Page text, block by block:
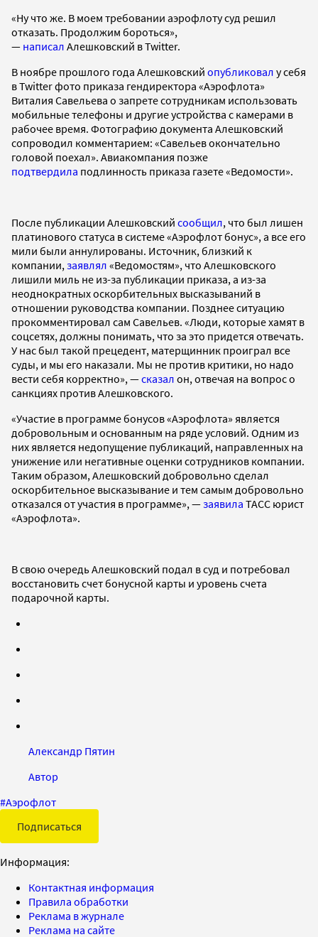
«Ну что же. В моем требовании аэрофлоту суд решил
отказать. Продолжим бороться»,
— написал Алешковский в Twitter.
В ноябре прошлого года Алешковский опубликовал у себя
в Twitter фото приказа гендиректора «Аэрофлота»
Виталия Савельева о запрете сотрудникам использовать
мобильные телефоны и другие устройства с камерами в
рабочее время. Фотографию документа Алешковский
сопроводил комментарием: «Савельев окончательно
головой поехал». Авиакомпания позже
подтвердила подлинность приказа газете «Ведомости».
После публикации Алешковский сообщил, что был лишен
платинового статуса в системе «Аэрофлот бонус», а все его
мили были аннулированы. Источник, близкий к
компании, заявлял «Ведомостям», что Алешковского
лишили миль не из-за публикации приказа, а из-за
неоднократных оскорбительных высказываний в
отношении руководства компании. Позднее ситуацию
прокомментировал сам Савельев. «Люди, которые хамят в
соцсетях, должны понимать, что за это придется отвечать.
У нас был такой прецедент, матерщинник проиграл все
суды, и мы его наказали. Мы не против критики, но надо
вести себя корректно», —сказал он, отвечая на вопрос о
санкциях против Алешковского.
«Участие в программе бонусов «Аэрофлота» является
добровольным и основанным на ряде условий. Одним из
них является недопущение публикаций, направленных на
унижение или негативные оценки сотрудников компании.
Таким образом, Алешковский добровольно сделал
оскорбительное высказывание и тем самым добровольно
отказался от участия в программе», —заявила ТАСС юрист
«Аэрофлота».
В свою очередь Алешковский подал в суд и потребовал
восстановить счет бонусной карты и уровень счета
подарочной карты.
Александр Пятин
Автор
#Аэрофлот
Подписаться
Информация:
Контактная информация
Правила обработки
Реклама в журнале
Реклама на сайте